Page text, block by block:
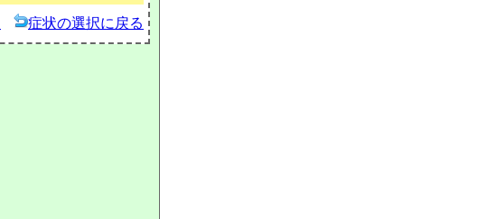
症状の選択に戻る